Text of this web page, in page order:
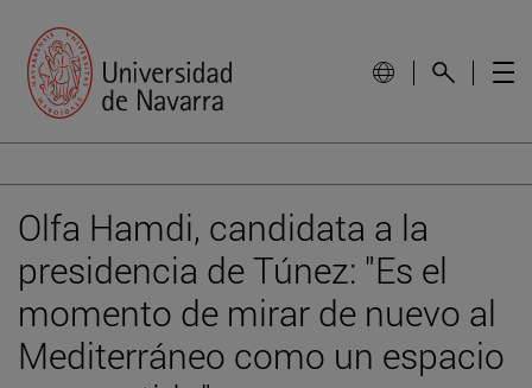
Olfa Hamdi, candidata a la
presidencia de Túnez: "Es el
momento de mirar de nuevo al
Mediterráneo como un espacio